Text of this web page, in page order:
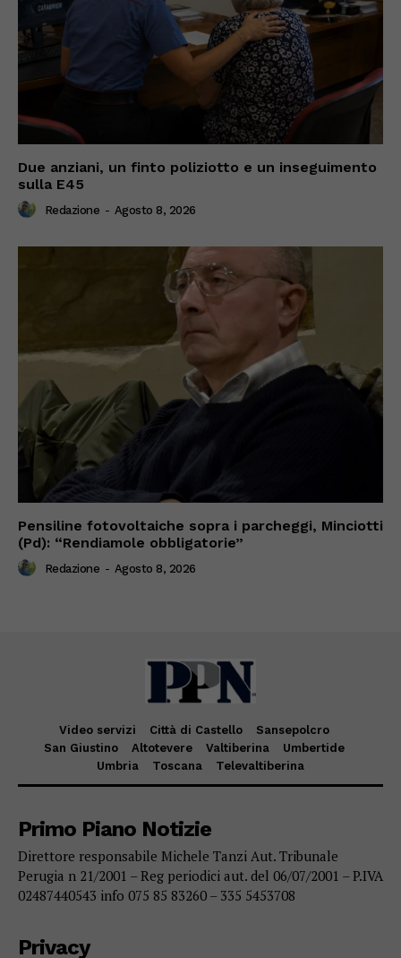
Due anziani, un finto poliziotto e un inseguimento
sulla E45
Redazione - Agosto 8, 2026
Pensiline fotovoltaiche sopra i parcheggi, Minciotti
(Pd): “Rendiamole obbligatorie”
Redazione - Agosto 8, 2026
Video servizi Città di Castello
Sansepolcro
San Giustino
Altotevere Valtiberina
Umbertide
Umbria
Toscana Televaltiberina
Primo Piano Notizie
Direttore responsabile Michele Tanzi Aut. Tribunale
Perugia n 21/2001 – Reg periodici aut. del 06/07/2001 – P.IVA
02487440543 info 075 85 83260 – 335 5453708
Privacy